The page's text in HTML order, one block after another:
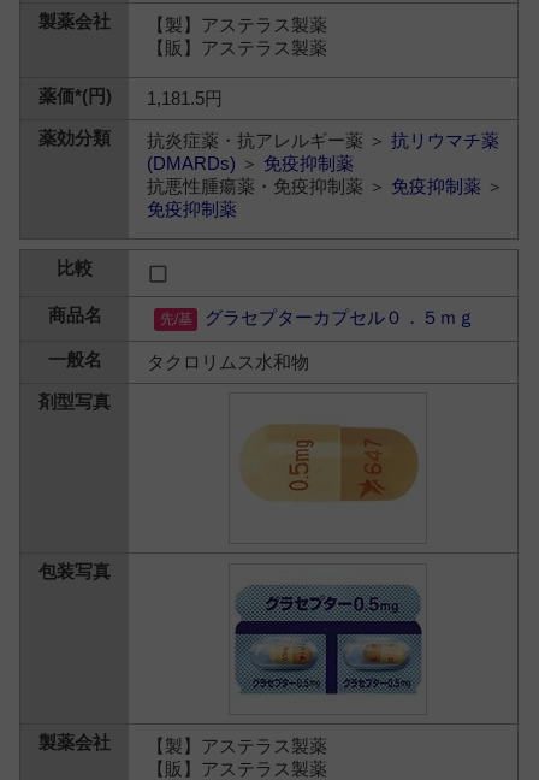
【製】アステラス製薬
【販】アステラス製薬
1,181.5円
抗炎症薬・抗アレルギー薬 ＞抗リウマチ薬
(DMARDs) ＞ 免疫抑制薬
抗悪性腫瘍薬・免疫抑制薬 ＞ 免疫抑制薬 ＞
免疫抑制薬
グラセプターカプセル０．５ｍｇ
タクロリムス水和物
【製】アステラス製薬
【販】アステラス製薬